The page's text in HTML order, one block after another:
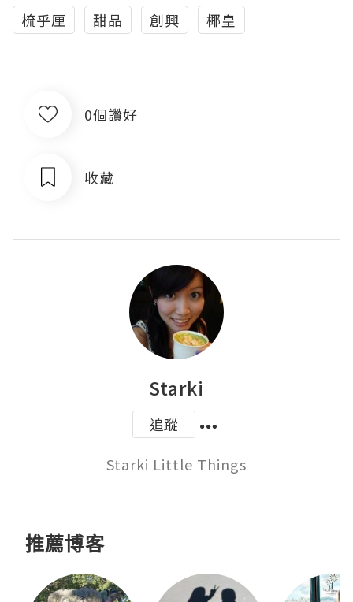
梳乎厘 甜品 創興 椰皇
0個讚好
收藏
Starki
追蹤
Starki Little Things
推薦博客